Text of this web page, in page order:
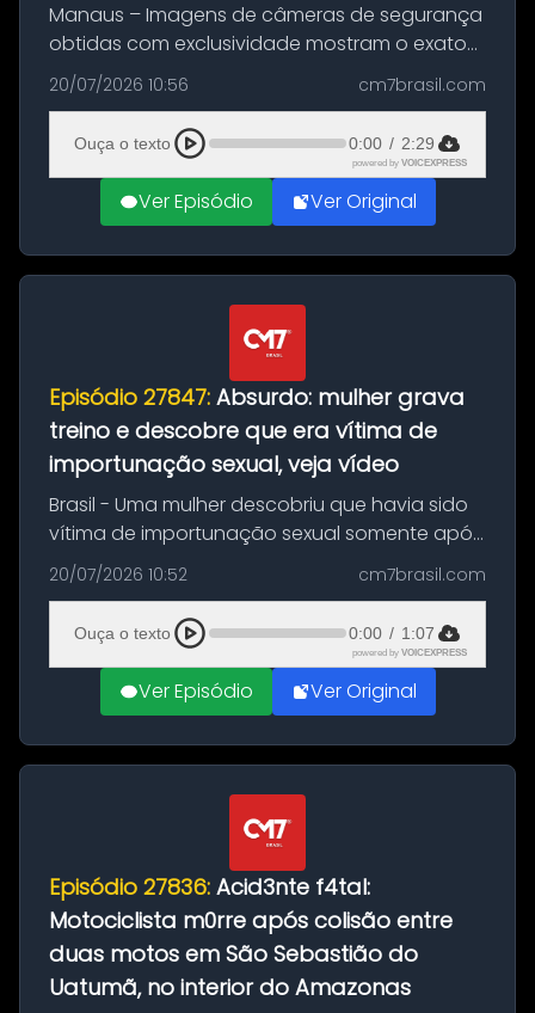
Manaus – Imagens de câmeras de segurança
obtidas com exclusividade mostram o exato
momento da fuga do principal suspeito da
morte de Larissa Araújo, de 28 anos. O crime
ocorreu na noite deste último d...
20/07/2026 10:56 cm7brasil.com
Ouça o texto 0:00 / 2:29
powered by VOICEXPRESS
Ver Episódio Ver Original
Episódio 27847: Absurdo: mulher grava
treino e descobre que era vítima de
importunação sexual, veja vídeo
Brasil - Uma mulher descobriu que havia sido
vítima de importunação sexual somente após
assistir a um vídeo que gravou enquanto
treinava na academia de um condomínio em
Feira de Santana, na Bahia. O c...
20/07/2026 10:52 cm7brasil.com
Ouça o texto 0:00 / 1:07
powered by VOICEXPRESS
Ver Episódio Ver Original
Episódio 27836: Acid3nte f4tal:
Motociclista m0rre após colisão entre
duas motos em São Sebastião do
Uatumã, no interior do Amazonas